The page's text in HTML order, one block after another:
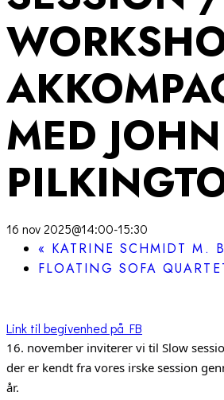
MED JOHN
16 nov 2025@14:00-15:30
« KATRINE SCHMIDT M.
FLOATING SOFA
Link til begivenhed på FB
16. november inviterer vi til Slow
der er kendt fra vores irske session
år.